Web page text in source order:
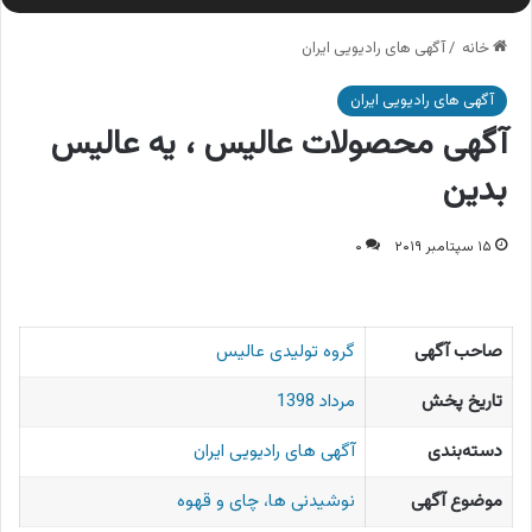
خانه /آگهی های رادیویی ایران
آگهی های رادیویی ایران
آگهی محصولات عالیس ، یه عالیس
بدین
۱۵ سپتامبر ۲۰۱۹ ۰
صاحب آگهی
گروه تولیدی عالیس
تاریخ پخش
مرداد 1398
دسته‌بندی
آگهی های رادیویی ایران
موضوع آگهی
نوشیدنی ها، چای و قهوه